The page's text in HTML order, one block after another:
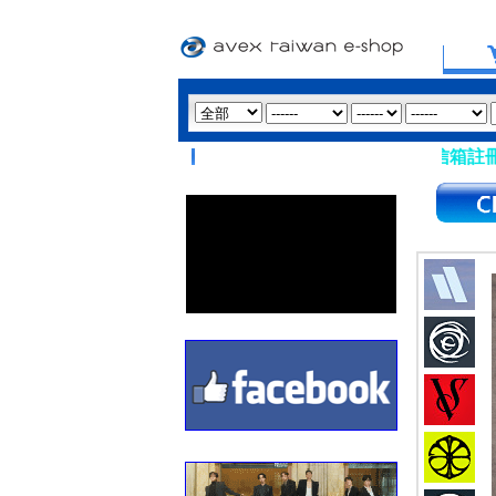
【重要提醒：請盡量避免使用 Hotmail、msn 信箱註冊會員